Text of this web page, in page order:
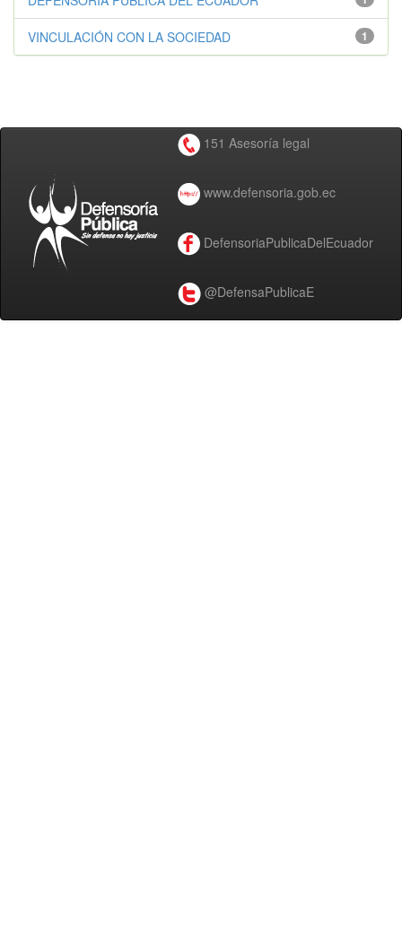
1
VINCULACIÓN CON LA SOCIEDAD
151 Asesoría legal
www.defensoria.gob.ec
DefensoriaPublicaDelEcuador
@DefensaPublicaE